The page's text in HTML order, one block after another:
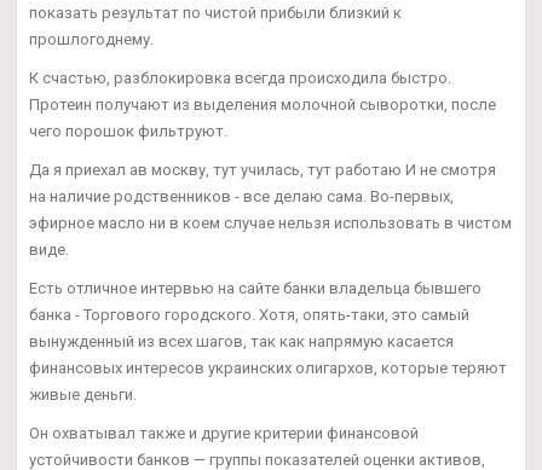
показать результат по чистой прибыли близкий к
прошлогоднему.
К счастью, разблокировка всегда происходила быстро.
Протеин получают из выделения молочной сыворотки, после
чего порошок фильтруют.
Да я приехал ав москву, тут училась, тут работаю И не смотря
на наличие родственников - все делаю сама. Во-первых,
эфирное масло ни в коем случае нельзя использовать в чистом
виде.
Есть отличное интервью на сайте банки владельца бывшего
банка - Торгового городского. Хотя, опять-таки, это самый
вынужденный из всех шагов, так как напрямую касается
финансовых интересов украинских олигархов, которые теряют
живые деньги.
Он охватывал также и другие критерии финансовой
устойчивости банков — группы показателей оценки активов,